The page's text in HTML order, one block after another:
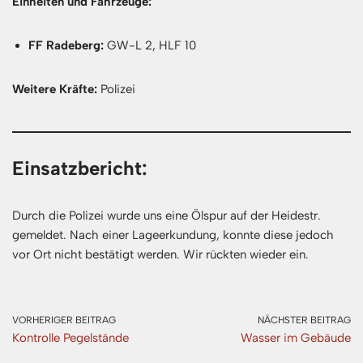
FF Radeberg: GW-L 2, HLF 10
Weitere Kräfte: Polizei
Einsatzbericht:
Durch die Polizei wurde uns eine Ölspur auf der Heidestr.
gemeldet. Nach einer Lageerkundung, konnte diese jedoch
vor Ort nicht bestätigt werden. Wir rückten wieder ein.
VORHERIGER BEITRAG
Kontrolle Pegelstände
NÄCHSTER BEITRAG
Wasser im Gebäude